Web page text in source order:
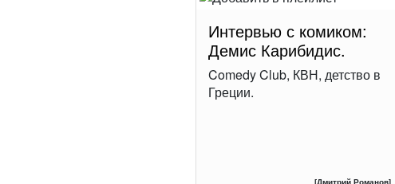
Интервью с комиком:
Демис Карибидис.
Comedy Club, КВН, детство в
Греции.
[Дмитрий Романов]